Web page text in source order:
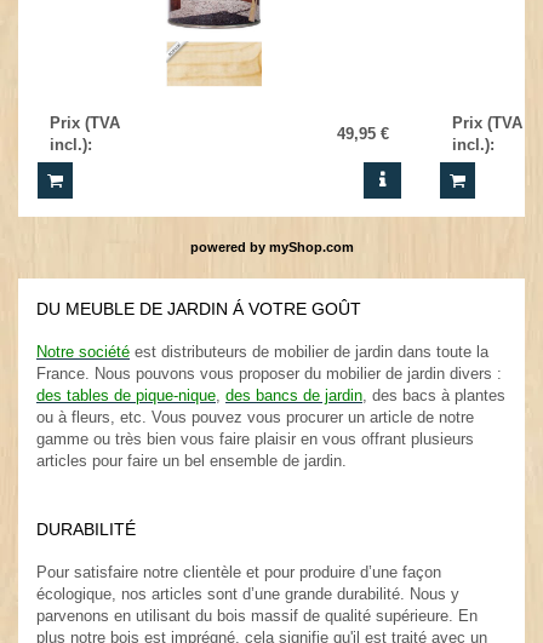
Prix (TVA
incl.):
49,95 €
Prix (TVA
incl.):
powered by myShop.com
DU MEUBLE DE JARDIN Á VOTRE GOÛT
Notre société est distributeurs de mobilier de jardin dans toute la
France. Nous pouvons vous proposer du mobilier de jardin divers :
des tables de pique-nique, des bancs de jardin, des bacs à plantes
ou à fleurs, etc. Vous pouvez vous procurer un article de notre
gamme ou très bien vous faire plaisir en vous offrant plusieurs
articles pour faire un bel ensemble de jardin.
DURABILITÉ
Pour satisfaire notre clientèle et pour produire d’une façon
écologique, nos articles sont d’une grande durabilité. Nous y
parvenons en utilisant du bois massif de qualité supérieure. En
plus notre bois est imprégné, cela signifie qu'il est traité avec un